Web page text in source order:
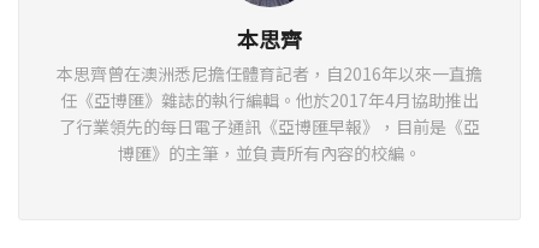
本思齊
本思齊曾在澳洲悉尼擔任體育記者，自2016年以來一直擔
任《亞博匯》雜誌的執行編輯。他於2017年4月協助推出
了行業領先的每日電子通訊《亞博匯早報》，目前是《亞
博匯》的主筆，並負責所有內容的校編。